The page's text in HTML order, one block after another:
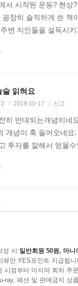
서 시작된 운동? 현
장히 솔직하게 쓴
변 지인들을 설득시
술 읽혀요
2019-10-17 신고
히 반대되는개념이네
개념이 훅 들어오네
투자를 잘해서 얻을
성 시 일반회원 50원, 마니
뷰만 YES포인트 지급됩니
시점부터 마지막 회차 주
ray, 패션 및 판매금지 상